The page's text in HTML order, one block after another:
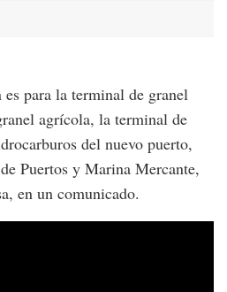
para la terminal de granel
agrícola, la terminal de
del nuevo puerto,
Puertos y Marina Mercante,
en un comunicado.